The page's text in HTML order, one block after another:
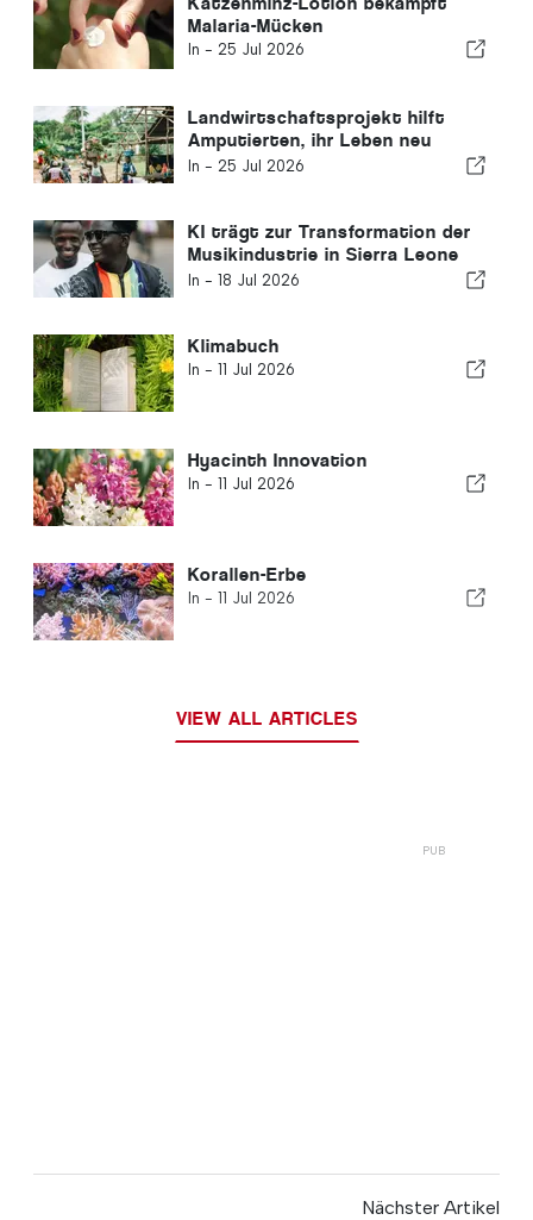
Malaria-Mücken
In - 25 Jul 2026
Landwirtschaftsprojekt hilft
Amputierten, ihr Leben neu
aufzubauen
In - 25 Jul 2026
KI trägt zur Transformation der
Musikindustrie in Sierra Leone
bei
In - 18 Jul 2026
Klimabuch
In - 11 Jul 2026
Hyacinth Innovation
In - 11 Jul 2026
Korallen-Erbe
In - 11 Jul 2026
VIEW ALL ARTICLES
Nächster Artikel